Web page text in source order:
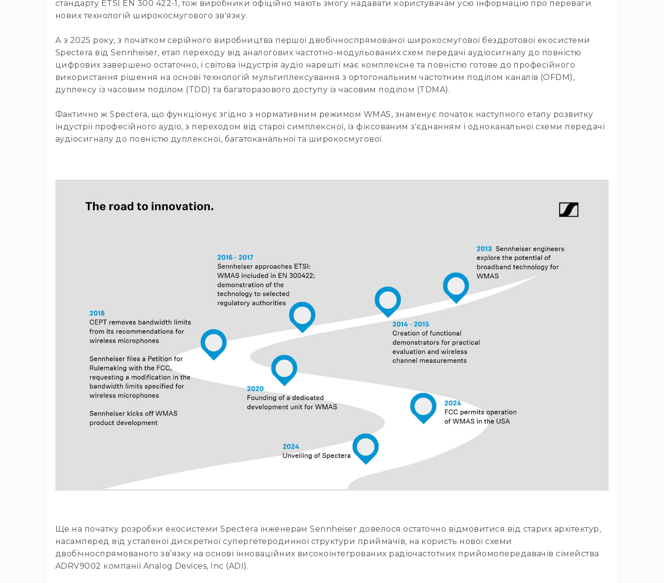
стандарту ETSI EN 300 422-1, тож виробники офіційно мають змогу надавати користувачам усю інформацію про переваги
нових технологій широкосмугового зв'язку.
А з 2025 року, з початком серійного виробництва першої двобічноспрямованої широкосмугової бездротової екосистеми
Spectera від Sennheiser, етап переходу від аналогових частотно-модульованих схем передачі аудіосигналу до повністю
цифрових завершено остаточно, і світова індустрія аудіо нарешті має комплексне та повністю готове до професійного
використання рішення на основі технологій мультиплексування з ортогональним частотним поділом каналів (OFDM),
дуплексу із часовим поділом (TDD) та багаторазового доступу із часовим поділом (TDMA).
Фактично ж Spectera, що функціонує згідно з нормативним режимом WMAS, знаменує початок наступного етапу розвитку
індустрії професійного аудіо, з переходом від старої симплексної, із фіксованим з'єднанням і одноканальної схеми передачі
аудіосигналу до повністю дуплексної, багатоканальної та широкосмугової.
Ще на початку розробки екосистеми Spectera інженерам Sennheiser довелося остаточно відмовитися від старих архітектур,
насамперед від усталеної дискретної супергетеродинної структури приймачів, на користь нової схеми
двобічноспрямованого зв’язку на основі інноваційних високоінтегрованих радіочастотних прийомопередавачів сімейства
ADRV9002 компанії Analog Devices, Inc (ADI).